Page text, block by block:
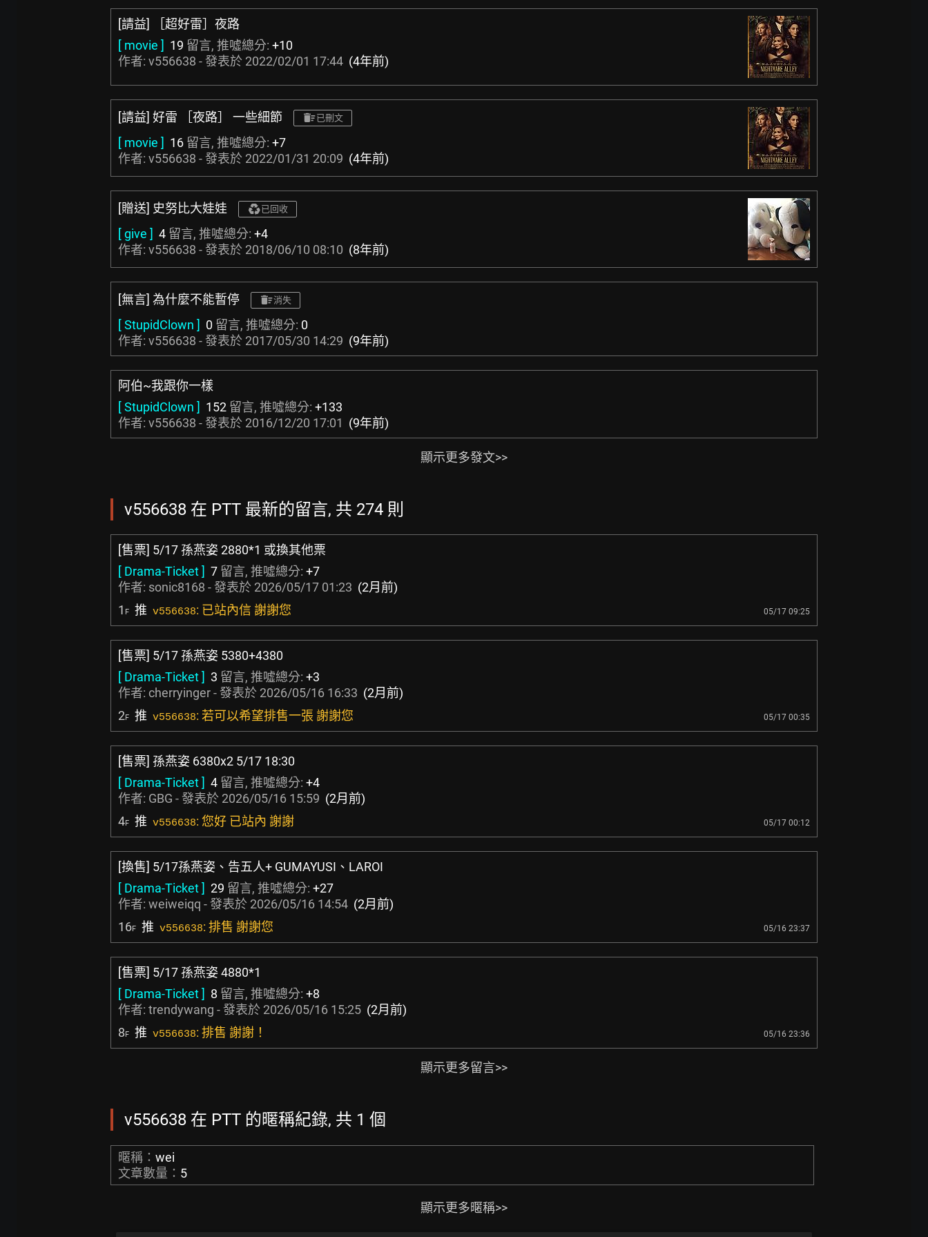
[請益] ［超好雷］夜路
[ movie ] 19 留言, 推噓總分: +10
作者: v556638 - 發表於 2022/02/01 17:44 (4年前)
[請益] 好雷 ［夜路］ 一些細節 已刪文
[ movie ] 16 留言, 推噓總分: +7
作者: v556638 - 發表於 2022/01/31 20:09 (4年前)
[贈送] 史努比大娃娃 已回收
[ give ] 4 留言, 推噓總分: +4
作者: v556638 - 發表於 2018/06/10 08:10 (8年前)
[無言] 為什麼不能暫停 消失
[ StupidClown ] 0 留言, 推噓總分: 0
作者: v556638 - 發表於 2017/05/30 14:29 (9年前)
阿伯~我跟你一樣
[ StupidClown ] 152 留言, 推噓總分: +133
作者: v556638 - 發表於 2016/12/20 17:01 (9年前)
顯示更多發文>>
v556638 在 PTT 最新的留言, 共 274 則
[售票] 5/17 孫燕姿 2880*1 或換其他票
[ Drama-Ticket ] 7 留言, 推噓總分: +7
作者: sonic8168 - 發表於 2026/05/17 01:23 (2月前)
1 F 推 v556638: 已站內信 謝謝您 05/17 09:25
[售票] 5/17 孫燕姿 5380+4380
[ Drama-Ticket ] 3 留言, 推噓總分: +3
作者: cherryinger- 發表於 2026/05/16 16:33 (2月前)
2F 推 v556638: 若可以希望排售一張 謝謝您 05/17 00:35
[售票] 孫燕姿 6380x2 5/17 18:30
[ Drama-Ticket ] 4 留言, 推噓總分: +4
作者: GBG - 發表於 2026/05/16 15:59 (2月前)
4F 推 v556638: 您好 已站內 謝謝 05/17 00:12
[換售] 5/17孫燕姿、告五人+ GUMAYUSI、LAROI
[ Drama-Ticket ] 29 留言, 推噓總分: +27
作者: weiweiqq - 發表於 2026/05/16 14:54 (2月前)
16F 推 v556638: 排售 謝謝您 05/16 23:37
[售票] 5/17 孫燕姿 4880*1
[ Drama-Ticket ] 8 留言, 推噓總分: +8
作者: trendywang - 發表於 2026/05/16 15:25 (2月前)
8F 推 v556638: 排售 謝謝！ 05/16 23:36
顯示更多留言>>
v556638 在 PTT 的暱稱紀錄, 共 1 個
暱稱： wei
文章數量： 5
顯示更多暱稱>>